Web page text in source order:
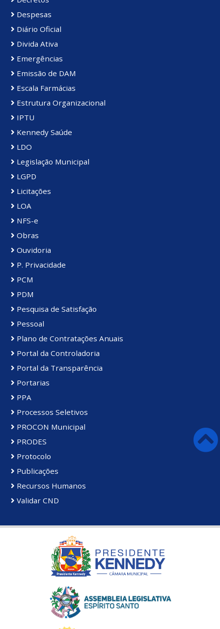
Despesas
Diário Oficial
Divida Ativa
Emergências
Emissão de DAM
Escala Farmácias
Estrutura Organizacional
IPTU
Kennedy Saúde
LDO
Legislação Municipal
LGPD
Licitações
LOA
NFS-e
Obras
Ouvidoria
P. Privacidade
PCM
PDM
Pesquisa de Satisfação
Pessoal
Plano de Contratações Anuais
Portal da Controladoria
Portal da Transparência
Portarias
PPA
Processos Seletivos
PROCON Municipal
PRODES
Protocolo
Publicações
Recursos Humanos
Validar CND